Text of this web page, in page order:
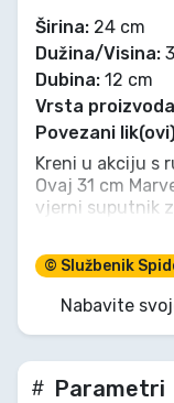
Širina: 24 cm
Dužina/Visina:
Dubina: 12 cm
Vrsta proizvoda
Povezani
Kreni u akciju s
Ovaj 31 cm
vjerni suputnik
bit ćeš
super stilom.
poput tvog
i mali heroji
osvojiti dan,
© Službenik
Nabavite
Parametri